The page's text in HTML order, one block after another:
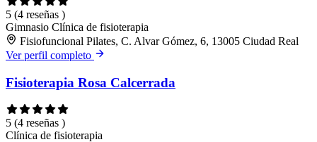
5 (4 reseñas )
Gimnasio Clínica de fisioterapia
Fisiofuncional Pilates, C. Alvar Gómez, 6, 13005 Ciudad Real
Ver perfil completo
Fisioterapia Rosa Calcerrada
5 (4 reseñas )
Clínica de fisioterapia